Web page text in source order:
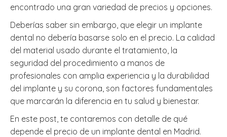
encontrado una gran variedad de precios y opciones.
Deberías saber sin embargo, que elegir un implante
dental no debería basarse solo en el precio. La calidad
del material usado durante el tratamiento, la
seguridad del procedimiento a manos de
profesionales con amplia experiencia y la durabilidad
del implante y su corona, son factores fundamentales
que marcarán la diferencia en tu salud y bienestar.
En este post, te contaremos con detalle de qué
depende el precio de un implante dental en Madrid.